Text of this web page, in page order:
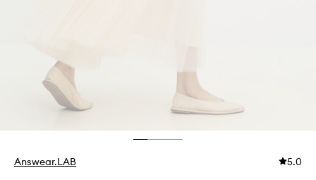
Answear.LAB 5.0